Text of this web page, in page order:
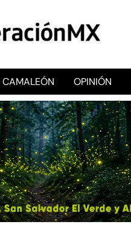
e independiente
CAMALEÓN OPINIÓN